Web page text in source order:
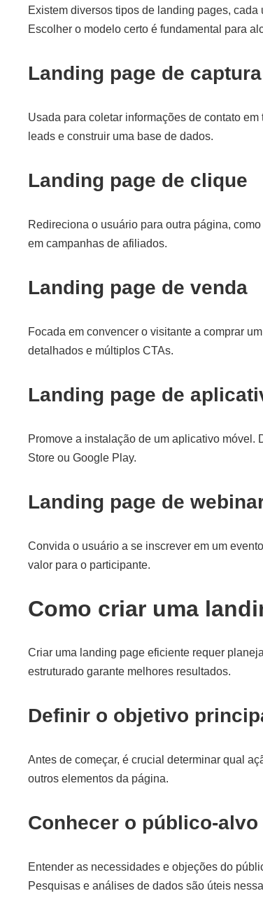
Existem diversos tipos de landing pages,
Escolher o modelo certo é fundamental para
Landing page de captura
Usada para coletar informações de contato
leads e construir uma base de dados.
Landing page de clique
Redireciona o usuário para outra página,
em campanhas de afiliados.
Landing page de venda
Focada em convencer o visitante a comprar
detalhados e múltiplos CTAs.
Landing page de
Promove a instalação de um aplicativo
Store ou Google Play.
Landing page de
Convida o usuário a se inscrever em um
valor para o participante.
Como criar uma
Criar uma landing page eficiente requer
estruturado garante melhores resultados.
Definir o objetivo
Antes de começar, é crucial determinar qual
outros elementos da página.
Conhecer o público-alvo
Entender as necessidades e objeções do
Pesquisas e análises de dados são úteis